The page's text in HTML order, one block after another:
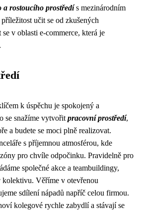
a rostoucího prostředís mezinárodním
učit se od zkušených
v oblasti e-commerce, která je
k úspěchu je spokojený a
se snažíme vytvořit pracovní prostředí,
a budete se moci plně realizovat.
s příjemnou atmosférou, kde
pro chvíle odpočinku. Pravidelně pro
společné akce a teambuildingy,
Věříme v otevřenou
sdílení nápadů napříč celou firmou.
kolegové rychle zabydlí a stávají se